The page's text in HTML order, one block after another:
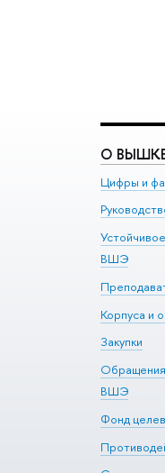
О
Цифры и
ВШЭ
Корпуса и
Закупки
ВШЭ
Фонд